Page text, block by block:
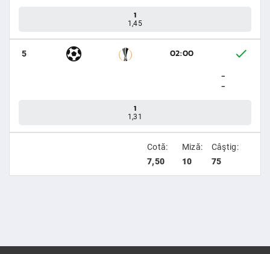
1
1,45
5
02:00
-
-
1
1,31
Cotă:
7,50
Miză:
10
Câştig:
75